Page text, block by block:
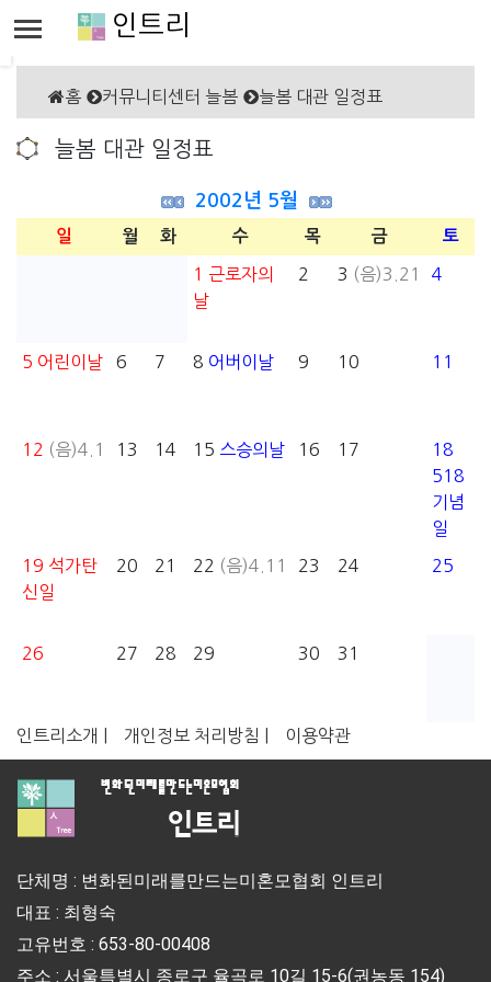
인트리
홈 커뮤니티센터 늘봄 늘봄 대관 일정표
늘봄 대관 일정표
2002년 5월
일 월 화 수 목 금 토
1
근로자의
날
2 3 (음)3.21 4
5 어린이날 6 7 8 어버이날 9 10 11
12 (음)4.1 13 14 15 스승의날 16 17
18
518
기념
일
19 석가탄
신일
20 21 22 (음)4.11 23 24 25
26 27 28 29 30 31
인트리소개 | 개인정보 처리방침 | 이용약관
단체명 : 변화된미래를만드는미혼모협회 인트리
대표 : 최형숙
고유번호 : 653-80-00408
주소 : 서울특별시 종로구 율곡로 10길 15-6(권농동 154)